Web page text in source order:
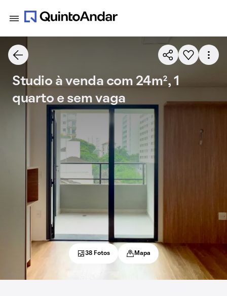
Studio à venda com 24m², 1
quarto e sem vaga
38 Fotos Mapa